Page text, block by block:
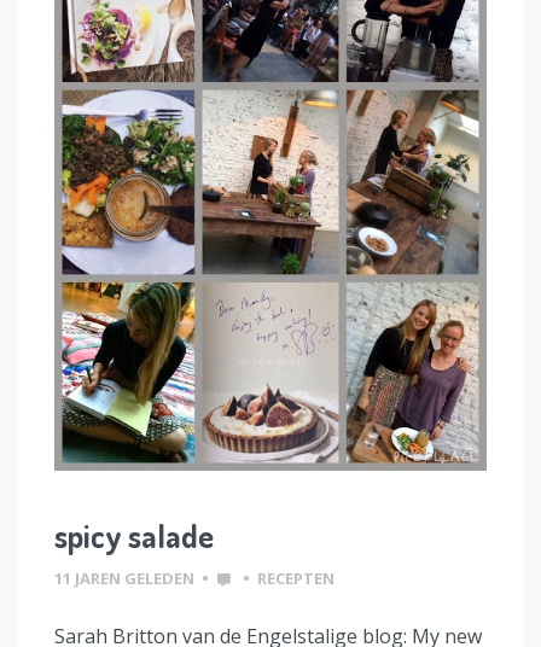
spicy salade
11 JAREN GELEDEN • • RECEPTEN
Sarah Britton van de Engelstalige blog: My new